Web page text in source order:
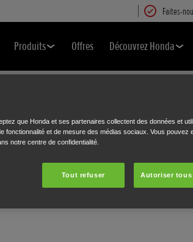
Faites-
Produits Offres Découvrez Honda
que Honda et ses partenaires collectent des données et
fonctionnalité et de mesure des médias sociaux. Vous pouvez
notre centre de confidentialité.
Tout refuser Autoriser